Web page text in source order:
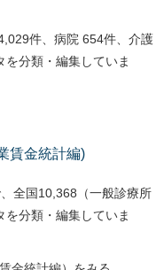
件、病院 654件、介護
分類・編集していま
賃金統計編)
全国10,368（一般診療所
分類・編集していま